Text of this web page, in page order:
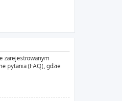
zarejestrowanym
pytania (FAQ), gdzie